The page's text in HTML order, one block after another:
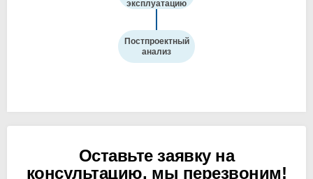
эксплуатацию
Постпроектный
анализ
Оставьте заявку на
консультацию, мы перезвоним!